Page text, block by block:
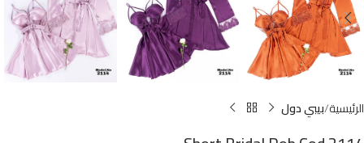
الرئيسية بيبي دول